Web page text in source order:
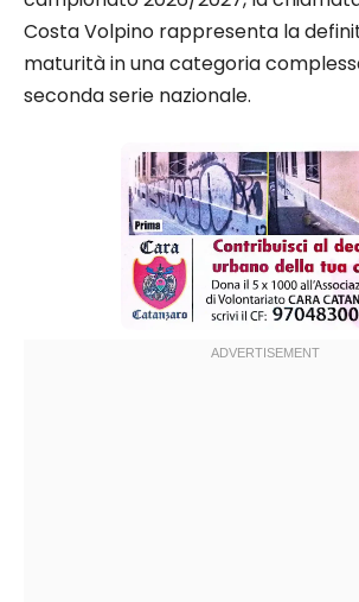
Costa Volpino rappresenta la
maturità in una categoria
seconda serie nazionale.